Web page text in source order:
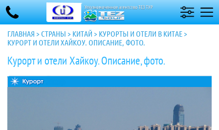
ГЛАВНАЯ >СТРАНЫ > КИТАЙ > КУРОРТЫ И ОТЕЛИ В КИТАЕ >
КУРОРТ И ОТЕЛИ ХАЙКОУ. ОПИСАНИЕ, ФОТО.
Курорт и отели Хайкоу. Описание, фото.